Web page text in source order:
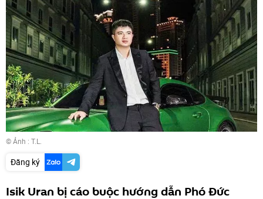
© Ảnh : T.L.
Đăng ký
Isik Uran bị cáo buộc hướng dẫn Phó Đức